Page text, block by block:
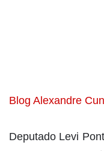
Blog Alexandre
Deputado Levi